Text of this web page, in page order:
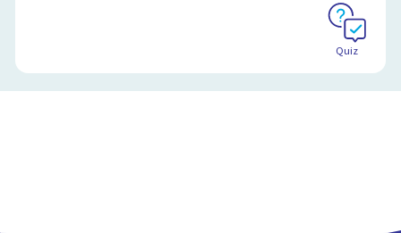
Quiz